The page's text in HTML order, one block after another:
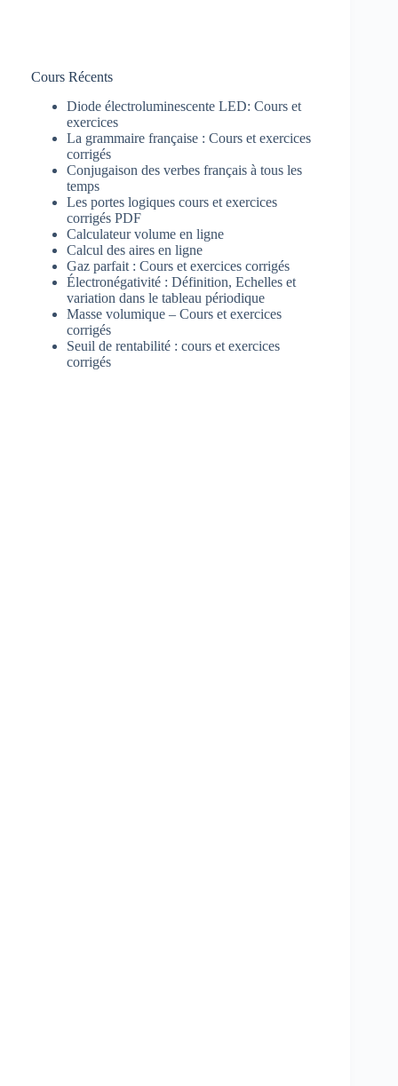
Cours Récents
Diode électroluminescente LED: Cours et
exercices
La grammaire française : Cours et exercices
corrigés
Conjugaison des verbes français à tous les
temps
Les portes logiques cours et exercices
corrigés PDF
Calculateur volume en ligne
Calcul des aires en ligne
Gaz parfait : Cours et exercices corrigés
Électronégativité : Définition, Echelles et
variation dans le tableau périodique
Masse volumique – Cours et exercices
corrigés
Seuil de rentabilité : cours et exercices
corrigés